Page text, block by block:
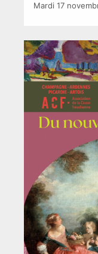
Mardi 17